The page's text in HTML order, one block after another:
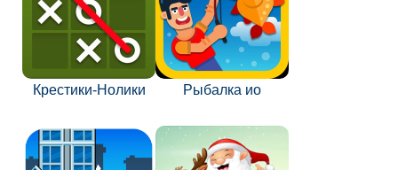
Крестики-Нолики Рыбалка ио